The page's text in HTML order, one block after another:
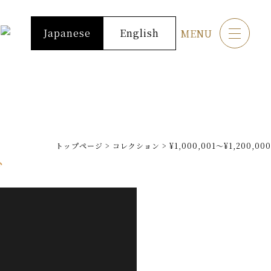
Japanese English MENU
トップページ > コレクション > ¥1,000,001～¥1,200,000